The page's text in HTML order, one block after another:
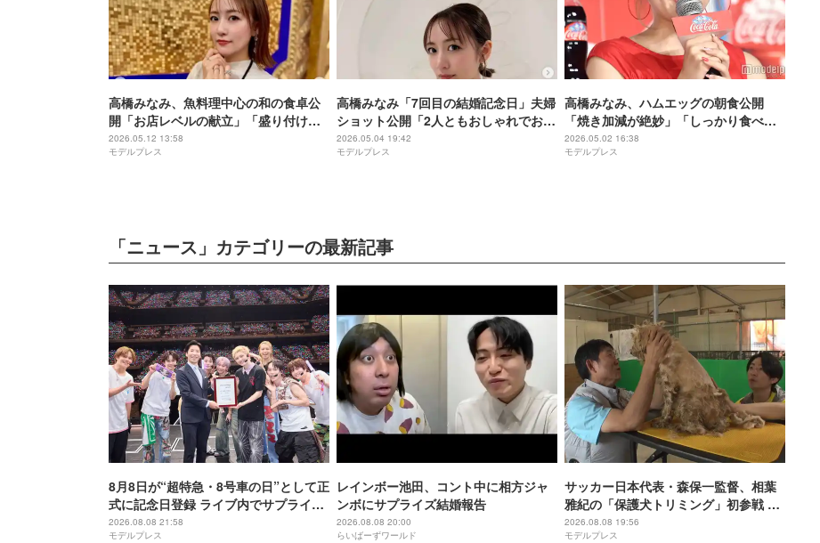
高橋みなみ、魚料理中心の和の食卓公
開「お店レベルの献立」「盛り付けが
上品でおしゃれ」の声
2026.05.12 13:58
モデルプレス
高橋みなみ「7回目の結婚記念日」夫婦
ショット公開「2人ともおしゃれでお似
合い」「体格差にキュン」と反響
2026.05.04 19:42
モデルプレス
高橋みなみ、ハムエッグの朝食公開
「焼き加減が絶妙」「しっかり食べて
元気になってね」の声
2026.05.02 16:38
モデルプレス
「ニュース」カテゴリーの最新記事
8月8日が“超特急・8号車の日”として正
式に記念日登録 ライブ内でサプライズ
発表
2026.08.08 21:58
モデルプレス
レインボー池田、コント中に相方ジャ
ンボにサプライズ結婚報告
2026.08.08 20:00
らいばーずワールド
サッカー日本代表・森保一監督、相葉
雅紀の「保護犬トリミング」初参戦 ド
リームチームで心込めて挑む【24時間
テレビ49】
2026.08.08 19:56
モデルプレス